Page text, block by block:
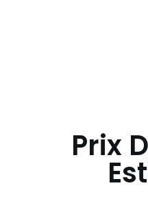
Prix